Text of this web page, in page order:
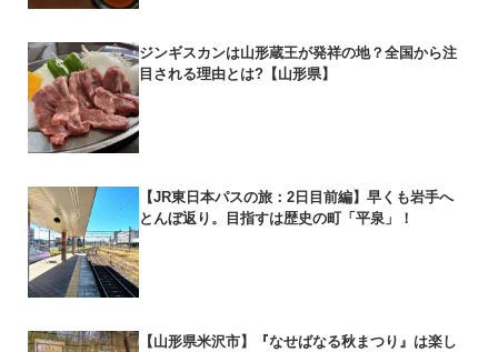
ジンギスカンは山形蔵王が発祥の地？全国から注
目される理由とは?【山形県】
【JR東日本パスの旅：2日目前編】早くも岩手へ
とんぼ返り。目指すは歴史の町「平泉」！
【山形県米沢市】『なせばなる秋まつり』は楽し